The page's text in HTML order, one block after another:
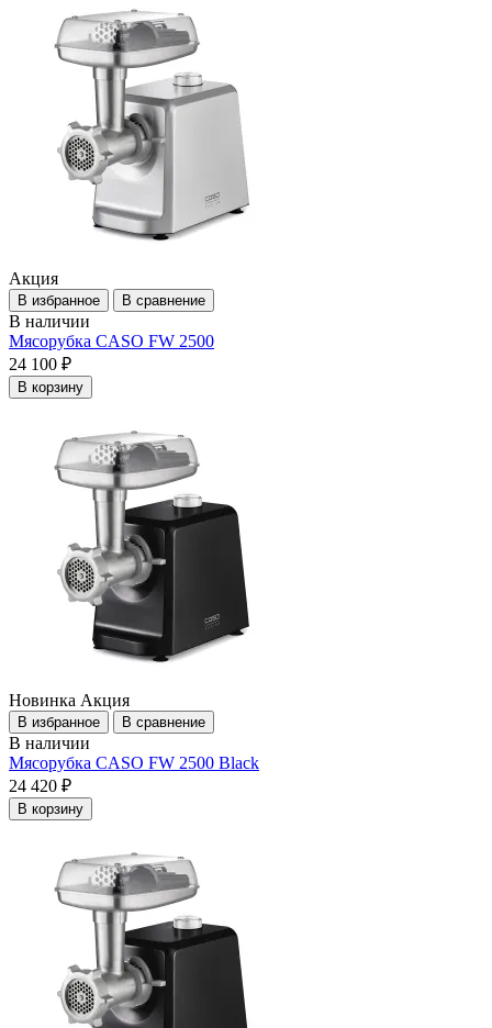
Акция
В избранное В сравнение
В наличии
Мясорубка CASO FW 2500
24 100 ₽
В корзину
Новинка Акция
В избранное В сравнение
В наличии
Мясорубка CASO FW 2500 Black
24 420 ₽
В корзину